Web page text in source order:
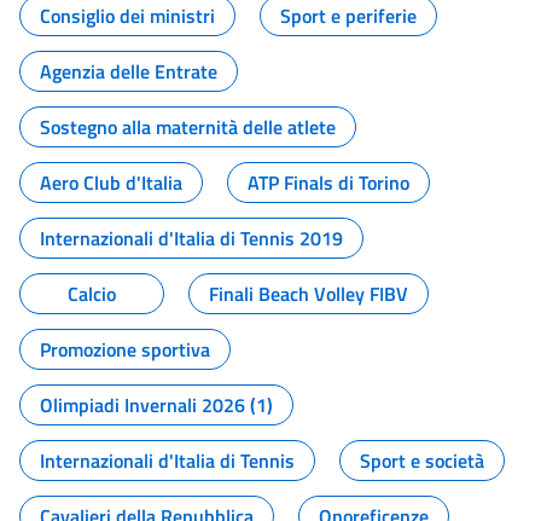
Consiglio dei ministri
Sport e periferie
Agenzia delle Entrate
Sostegno alla maternità delle atlete
Aero Club d'Italia
ATP Finals di Torino
Internazionali d'Italia di Tennis 2019
Calcio
Finali Beach Volley FIBV
Promozione sportiva
Olimpiadi Invernali 2026 (1)
Internazionali d'Italia di Tennis
Sport e società